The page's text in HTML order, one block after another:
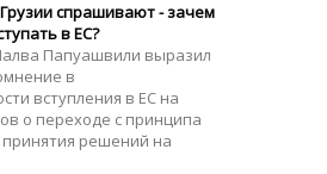
спрашивают - зачем
в ЕС?
Папуашвили выразил
в
вступления в ЕС на
о переходе с принципа
принятия решений на